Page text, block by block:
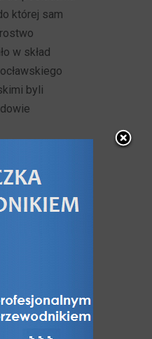
której sam
w skład
byli
wkrótce
która szybko
stanowiące
dla
co w 1460
przeniesienia
miejsce przez